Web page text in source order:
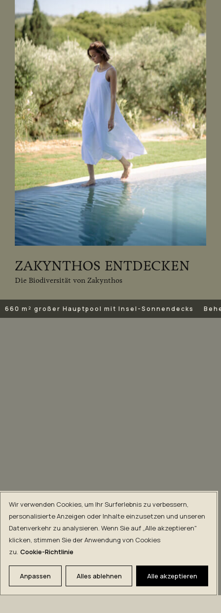
Wir verwenden Cookies, um Ihr Surferlebnis zu verbessern,
personalisierte Anzeigen oder Inhalte einzusetzen und unseren
Datenverkehr zu analysieren. Wenn Sie auf „Alle akzeptieren"
klicken, stimmen Sie der Anwendung von Cookies
zu. Cookie-Richtlinie
Anpassen Alles ablehnen Alle akzeptieren
ZAKYNTHOS ENTDECKEN
Die Biodiversität von Zakynthos
660 m² großer Hauptpool mit Insel-Sonnendecks